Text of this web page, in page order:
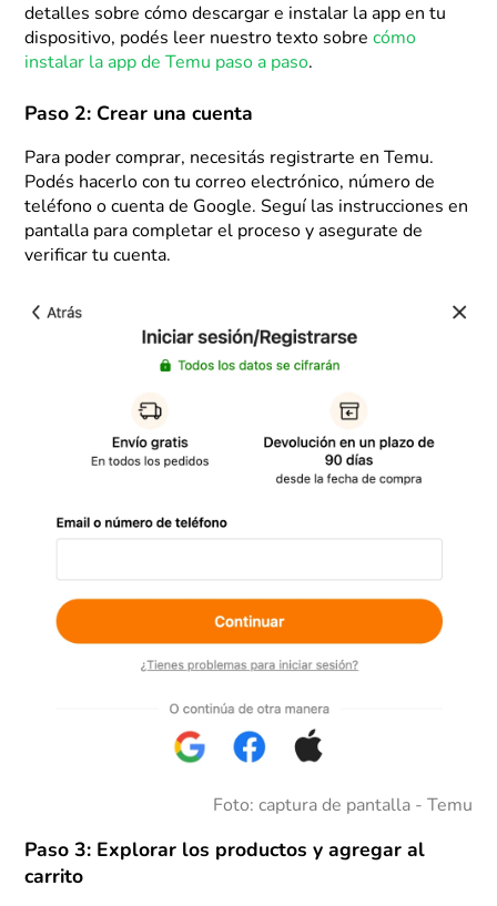
detalles sobre cómo descargar e instalar la app en tu
dispositivo, podés leer nuestro texto sobrecómo
instalar la app de Temu paso a paso.
Paso 2: Crear una cuenta
Para poder comprar, necesitás registrarte en Temu.
Podés hacerlo con tu correo electrónico, número de
teléfono o cuenta de Google. Seguí las instrucciones en
pantalla para completar el proceso y asegurate de
verificar tu cuenta.
Foto: captura de pantalla - Temu
Paso 3: Explorar los productos y agregar al
carrito